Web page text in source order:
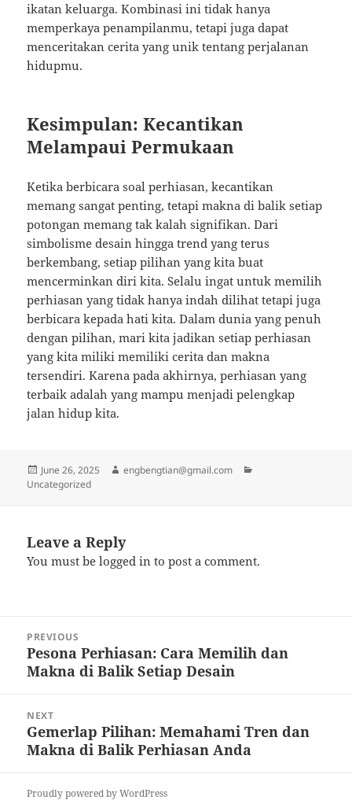
ikatan keluarga. Kombinasi ini tidak hanya
memperkaya penampilanmu, tetapi juga dapat
menceritakan cerita yang unik tentang perjalanan
hidupmu.
Kesimpulan: Kecantikan
Melampaui Permukaan
Ketika berbicara soal perhiasan, kecantikan
memang sangat penting, tetapi makna di balik setiap
potongan memang tak kalah signifikan. Dari
simbolisme desain hingga trend yang terus
berkembang, setiap pilihan yang kita buat
mencerminkan diri kita. Selalu ingat untuk memilih
perhiasan yang tidak hanya indah dilihat tetapi juga
berbicara kepada hati kita. Dalam dunia yang penuh
dengan pilihan, mari kita jadikan setiap perhiasan
yang kita miliki memiliki cerita dan makna
tersendiri. Karena pada akhirnya, perhiasan yang
terbaik adalah yang mampu menjadi pelengkap
jalan hidup kita.
Posted
on
June 26, 2025 Author
engbengtian@gmail.com
Uncategorized
Leave a Reply
You must belogged in to post a comment.
navigation
PREVIOUS
Previous
post:
Pesona Perhiasan: Cara Memilih dan
Makna di Balik Setiap Desain
NEXT
Next
post:
Gemerlap Pilihan: Memahami Tren dan
Makna di Balik Perhiasan Anda
Proudly powered by WordPress